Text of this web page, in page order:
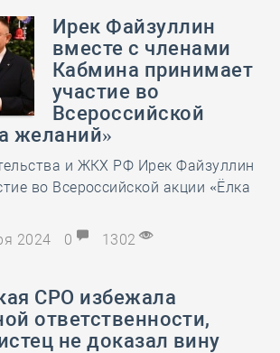
Ирек Файзуллин
вместе с членами
Кабмина принимает
участие во
Всероссийской
желаний»
и ЖКХ РФ Ирек Файзуллин
во Всероссийской акции «Ёлка
2024
0 1302
СРО избежала
ответственности,
не доказал вину